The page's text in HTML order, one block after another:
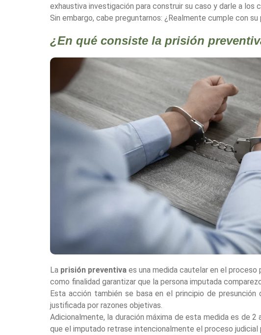
exhaustiva investigación para construir su caso y darle a los
Sin embargo, cabe preguntarnos: ¿Realmente cumple con
¿En qué consiste la prisión
La prisión preventiva es una medida cautelar en el
como finalidad garantizar que la persona imputada
Esta acción también se basa en el principio de presunción
justificada por razones objetivas.
Adicionalmente, la duración máxima de esta medida es de
que el imputado retrase intencionalmente el proceso judicial